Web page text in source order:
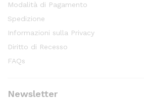
Modalità di Pagamento
Spedizione
Informazioni sulla Privacy
Diritto di Recesso
FAQs
Newsletter